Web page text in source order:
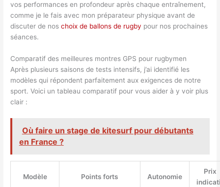
vos performances en profondeur après chaque entraînement,
comme je le fais avec mon préparateur physique avant de
discuter de noschoix de ballons de rugby pour nos prochaines
séances.
Comparatif des meilleures montres GPS pour rugbymen
Après plusieurs saisons de tests intensifs, j’ai identifié les
modèles qui répondent parfaitement aux exigences de notre
sport. Voici un tableau comparatif pour vous aider à y voir plus
clair :
Où faire un stage de kitesurf pour débutants
en France ?
Modèle Points forts Autonomie
Prix